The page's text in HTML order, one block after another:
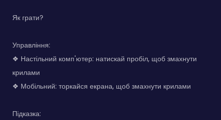
Як грати?
Управління:
❖ Настільний комп'ютер: натискай пробіл, щоб змахнути
крилами
❖ Мобільний: торкайся екрана, щоб змахнути крилами
Підказка: